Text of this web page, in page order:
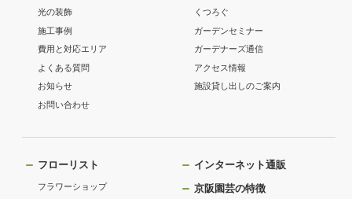
光の装飾
施工事例
費用と対応エリア
よくある質問
お知らせ
お問い合わせ
くつろぐ
ガーデンセミナー
ガーデナーズ通信
アクセス情報
施設貸し出しのご案内
フローリスト
フラワーショップ
インターネット通販
京阪園芸の特徴